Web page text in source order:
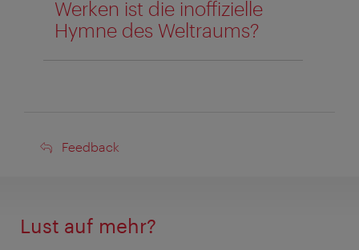
Werken ist die inoffizielle
Hymne des Weltraums?
Feedback
Feedback
Lust auf mehr?